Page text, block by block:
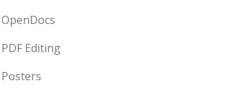
OpenDocs
PDF Editing
Posters